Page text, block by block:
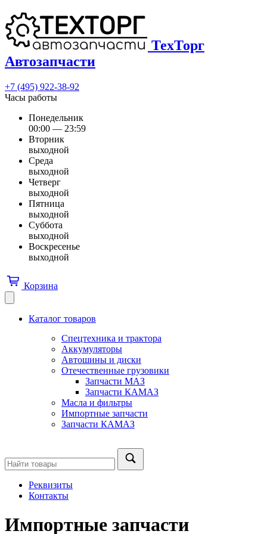
ТехТорг
Автозапчасти
+7 (495) 922-38-92
Часы работы
Понедельник
00:00 — 23:59
Вторник
выходной
Среда
выходной
Четверг
выходной
Пятница
выходной
Суббота
выходной
Воскресенье
выходной
Корзина
Каталог товаров
Спецтехника и трактора
Аккумуляторы
Автошины и диски
Отечественные грузовики
Запчасти МАЗ
Запчасти КАМАЗ
Масла и фильтры
Импортные запчасти
Запчасти КАМАЗ
Реквизиты
Контакты
Импортные запчасти